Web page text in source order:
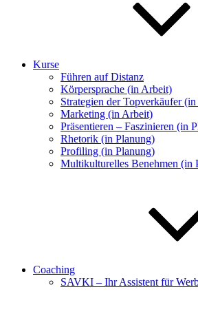
Kurse
Führen auf Distanz
Körpersprache (in Arbeit)
Strategien der Topverkäufer
Marketing (in Arbeit)
Präsentieren – Faszinieren (in
Rhetorik (in Planung)
Profiling (in Planung)
Multikulturelles Benehmen (in
Coaching
SAVKI – Ihr Assistent für